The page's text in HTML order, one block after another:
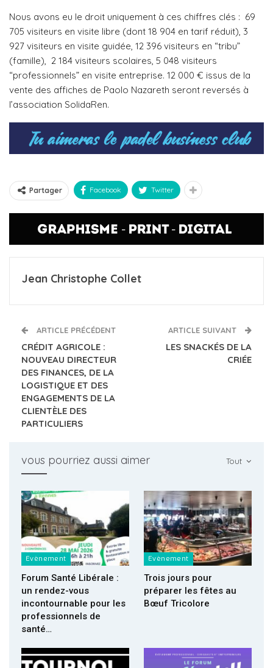
Nous avons eu le droit uniquement à ces chiffres clés : 69
705 visiteurs en visite libre (dont 18 904 en tarif réduit), 3
927 visiteurs en visite guidée, 12 396 visiteurs en “tribu”
(famille), 2 184 visiteurs scolaires, 5 048 visiteurs
“professionnels” en visite entreprise. 12 000 € issus de la
vente des affiches de Paolo Nazareth seront reversés à
l’association SolidaRen.
Partager Facebook Twitter
Jean Christophe Collet
ARTICLE PRÉCÉDENT
CRÉDIT AGRICOLE :
NOUVEAU DIRECTEUR
DES FINANCES, DE LA
LOGISTIQUE ET DES
ENGAGEMENTS DE LA
CLIENTÈLE DES
PARTICULIERS
ARTICLE SUIVANT
LES SNACKÉS DE LA
CRIÉE
Tout
vous pourriez aussi aimer
Evènement
Forum Santé Libérale :
un rendez-vous
incontournable pour les
professionnels de
santé…
Evènement
Trois jours pour
préparer les fêtes au
Bœuf Tricolore